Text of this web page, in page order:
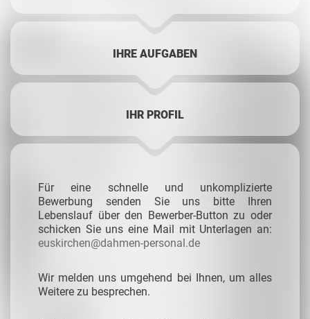
IHRE AUFGABEN
IHR PROFIL
Für eine schnelle und unkomplizierte
Bewerbung senden Sie uns bitte Ihren
Lebenslauf über den Bewerber-Button zu oder
schicken Sie uns eine Mail mit Unterlagen an:
euskirchen@dahmen-personal.de
Wir melden uns umgehend bei Ihnen, um alles
Weitere zu besprechen.